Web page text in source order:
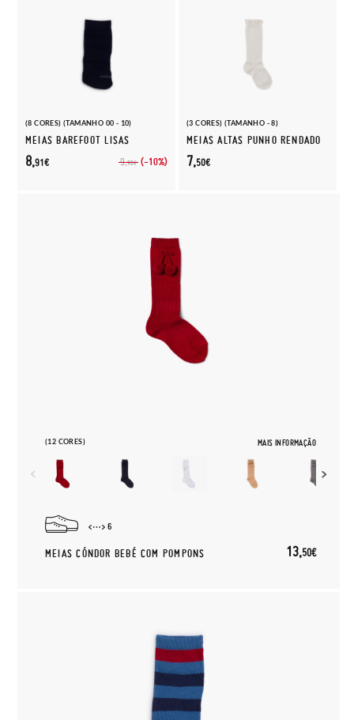
(8 CORES) (TAMANHO 00 - 10)
MEIAS BAREFOOT LISAS
9,90€ (-10%)
8,91€
(3 CORES) (TAMANHO - 8)
MEIAS ALTAS PUNHO RENDADO
7,50€
(12 CORES) MAIS INFORMAÇÃO
6
MEIAS CÓNDOR BEBÉ COM POMPONS 13,50€